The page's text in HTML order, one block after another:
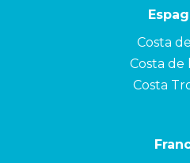
Costa
Costa de
Costa